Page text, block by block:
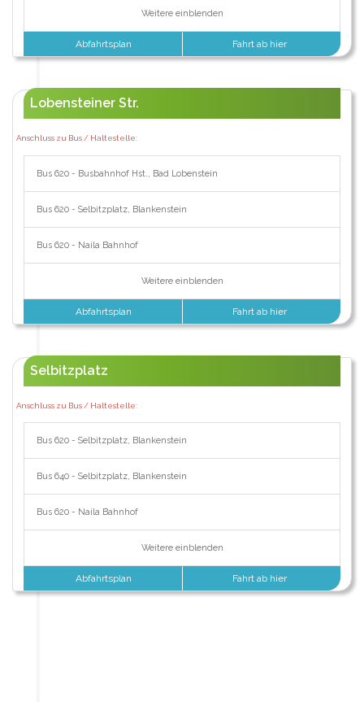
Weitere einblenden
Abfahrtsplan Fahrt ab hier
Lobensteiner Str.
Anschluss zu Bus / Haltestelle:
Bus 620 - Busbahnhof Hst., Bad Lobenstein
Bus 620 - Selbitzplatz, Blankenstein
Bus 620 - Naila Bahnhof
Weitere einblenden
Abfahrtsplan Fahrt ab hier
Selbitzplatz
Anschluss zu Bus / Haltestelle:
Bus 620 - Selbitzplatz, Blankenstein
Bus 640 - Selbitzplatz, Blankenstein
Bus 620 - Naila Bahnhof
Weitere einblenden
Abfahrtsplan Fahrt ab hier